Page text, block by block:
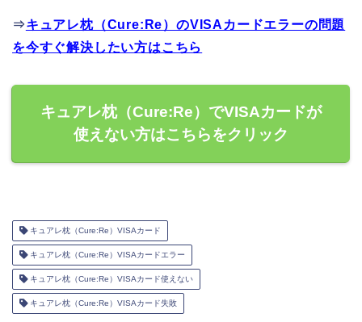
⇒キュアレ枕（Cure:Re）のVISAカードエラーの問題
を今すぐ解決したい方はこちら
キュアレ枕（Cure:Re）でVISAカードが
使えない方はこちらをクリック
キュアレ枕（Cure:Re）VISAカード
キュアレ枕（Cure:Re）VISAカードエラー
キュアレ枕（Cure:Re）VISAカード使えない
キュアレ枕（Cure:Re）VISAカード失敗